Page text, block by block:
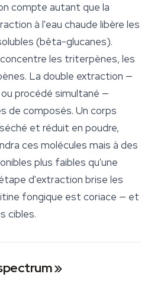
compte autant que la
à l'eau chaude libère les
(bêta-glucanes).
les triterpènes, les
La double extraction —
procédé simultané —
de composés. Un corps
et réduit en poudre,
ces molécules mais à des
plus faibles qu'une
d'extraction brise les
fongique est coriace — et
cibles.
»